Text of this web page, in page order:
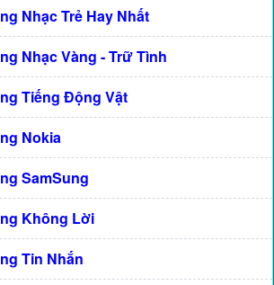
Nhạc Trẻ Hay Nhất
Nhạc Vàng - Trữ Tình
Tiếng Động Vật
Nokia
SamSung
Không Lời
Tin Nhắn